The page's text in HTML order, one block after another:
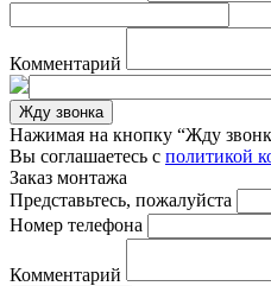
Комментарий
Жду звонка
Нажимая на кнопку “Жду
Вы соглашаетесь с политикой
Заказ монтажа
Представьтесь, пожалуйста
Номер телефона
Комментарий